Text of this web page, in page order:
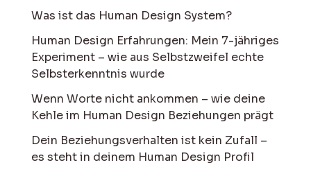
Was ist das Human Design System?
Human Design Erfahrungen: Mein 7-jähriges
Experiment – wie aus Selbstzweifel echte
Selbsterkenntnis wurde
Wenn Worte nicht ankommen – wie deine
Kehle im Human Design Beziehungen prägt
Dein Beziehungsverhalten ist kein Zufall –
es steht in deinem Human Design Profil